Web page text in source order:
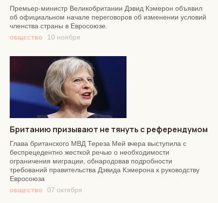
Премьер-министр Великобритании Дэвид Кэмерон объявил
об официальном начале переговоров об изменении условий
членства страны в Евросоюзе.
ОБЩЕСТВО 10 ноября
Британию призывают не тянуть с референдумом
Глава британского МВД Тереза Мей вчера выступила с
беспрецедентно жесткой речью о необходимости
ограничения миграции, обнародовав подробности
требований правительства Дэвида Кэмерона к руководству
Евросоюза
ОБЩЕСТВО 07 октября